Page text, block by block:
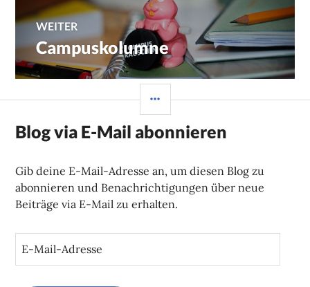
WEITER
Nächster
Beitrag:
Campuskolumne
Blog via E-Mail abonnieren
Gib deine E-Mail-Adresse an, um diesen Blog zu
abonnieren und Benachrichtigungen über neue
Beiträge via E-Mail zu erhalten.